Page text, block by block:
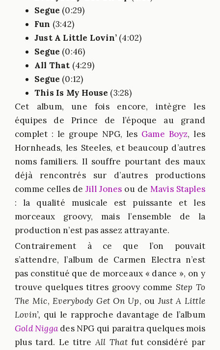
Segue (0:29)
Fun (3:42)
Just A Little Lovin’ (4:02)
Segue (0:46)
All That (4:29)
Segue (0:12)
This Is My House (3:28)
Cet album, une fois encore, intègre les
équipes de Prince de l’époque au grand
complet : le groupe NPG, les Game Boyz, les
Hornheads, les Steeles, et beaucoup d’autres
noms familiers. Il souffre pourtant des maux
déjà rencontrés sur d’autres productions
comme celles de Jill Jones ou de Mavis Staples
: la qualité musicale est puissante et les
morceaux groovy, mais l’ensemble de la
production n’est pas assez attrayante.
Contrairement à ce que l’on pouvait
s’attendre, l’album de Carmen Electra n’est
pas constitué que de morceaux « dance », on y
trouve quelques titres groovy comme Step To
The Mic,Everybody Get On Up, ouJust A Little
Lovin’, qui le rapproche davantage de l’album
Gold Nigga des NPG qui paraitra quelques mois
plus tard. Le titreAll Thatfut considéré par